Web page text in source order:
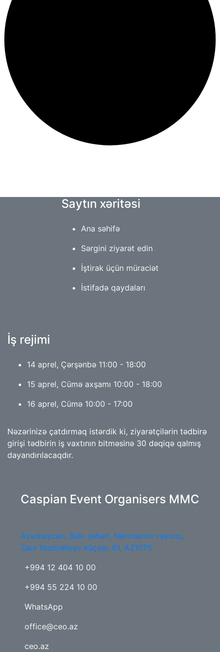
Saytın xəritəsi
Ana səhifə
Sərgini ziyarət edin
İştirak üçün müraciət
İstifadə qaydaları
İş rejimi
14 aprel, Çərşənbə 11:00 - 18:00
15 aprel, Cümə axşamı 10:00 - 18:00
16 aprel, Cümə 10:00 - 17:00
Nəzərinizə çatdırmaq istərdik ki, ziyarətçilərin tədbirə
girişi tədbirin iş vaxtının bitməsinə 30 dəqiqə qalmış
dayandırılacaqdır.
Caspian Event Organisers MMC
Azərbaycan, Bakı şəhəri, Nərimanov rayonu,
Zaur Nudirəliyev küçəsi, 61, AZ1075
+994 12 404 10 00
+994 55 224 10 00
WhatsApp
office@ceo.az
ceo.az